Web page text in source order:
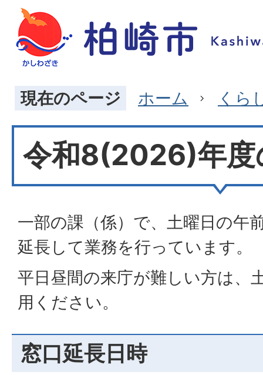
現在のページ ホーム くら
令和8(2026)年度
一部の課（係）で、土曜日の午
延長して業務を行っています。
平日昼間の来庁が難しい方は、
用ください。
窓口延長日時